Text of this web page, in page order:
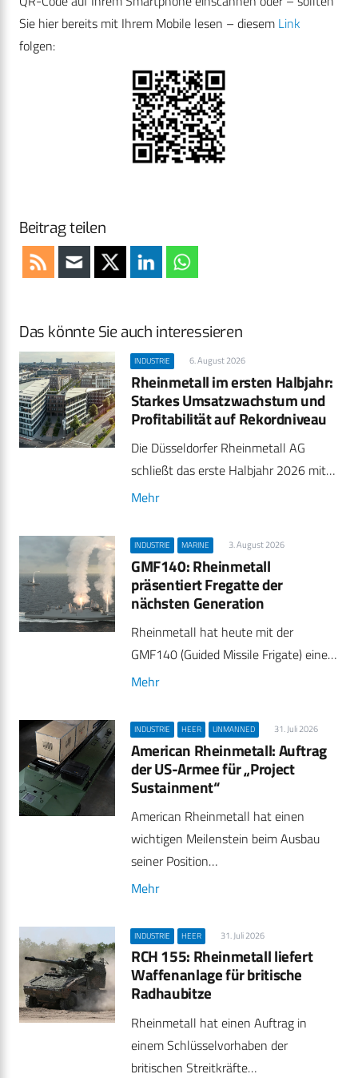
Sie hier bereits mit Ihrem Mobile lesen – diesem Link
folgen:
Beitrag teilen
Das könnte Sie auch interessieren
INDUSTRIE 6. August 2026
Rheinmetall im ersten Halbjahr:
Starkes Umsatzwachstum und
Profitabilität auf Rekordniveau
Die Düsseldorfer Rheinmetall AG
schließt das erste Halbjahr 2026 mit…
Mehr
INDUSTRIE MARINE 3. August 2026
GMF140: Rheinmetall
präsentiert Fregatte der
nächsten Generation
Rheinmetall hat heute mit der
GMF140 (Guided Missile Frigate) eine…
Mehr
INDUSTRIE HEER UNMANNED 31. Juli 2026
American Rheinmetall: Auftrag
der US-Armee für „Project
Sustainment“
American Rheinmetall hat einen
wichtigen Meilenstein beim Ausbau
seiner Position…
Mehr
INDUSTRIE HEER 31. Juli 2026
RCH 155: Rheinmetall liefert
Waffenanlage für britische
Radhaubitze
Rheinmetall hat einen Auftrag in
einem Schlüsselvorhaben der
britischen Streitkräfte…